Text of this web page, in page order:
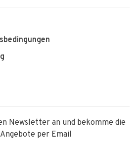
Newsletter an und bekomme die
per Email